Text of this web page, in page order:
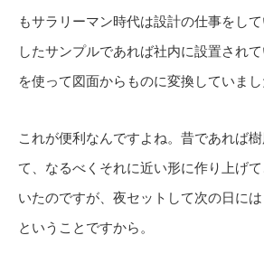
もサラリーマン時代は設計の仕事をし
したサンプルであれば社内に設置され
を使って図面からものに変換していまし
これが便利なんですよね。昔であれば
て、なるべくそれに近い形に作り上げ
いたのですが、夜セットして次の日には
ということですから。